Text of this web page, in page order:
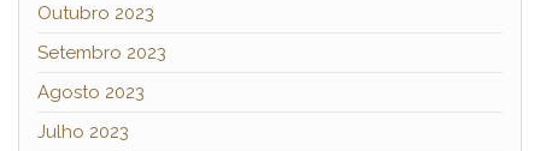
Outubro 2023
Setembro 2023
Agosto 2023
Julho 2023